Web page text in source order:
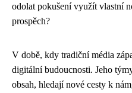
odolat pokušení využít vlastní
prospěch?
V době, kdy tradiční média
digitální budoucnosti. Jeho
obsah, hledají nové cesty k